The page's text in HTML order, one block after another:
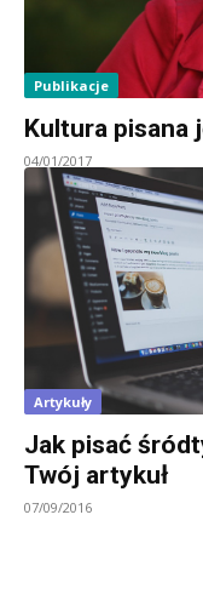
Publikacje
Kultura pisana
04/01/2017
Artykuły
Jak pisać
Twój artykuł
07/09/2016